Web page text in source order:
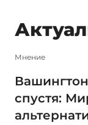
Мнение
спустя: